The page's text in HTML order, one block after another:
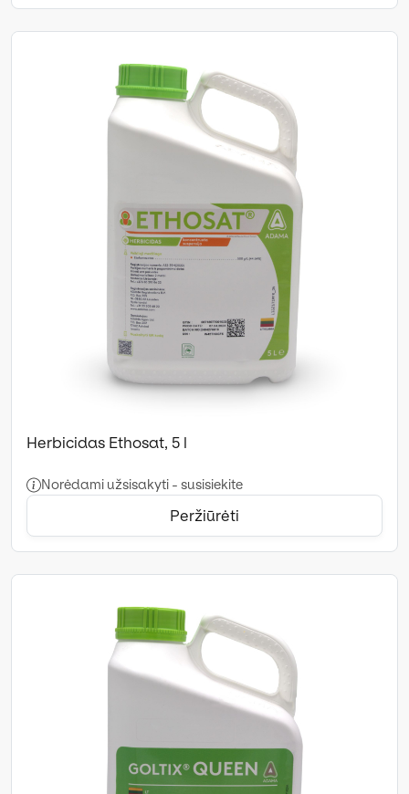
Herbicidas Ethosat, 5 l
Norėdami užsisakyti - susisiekite
Peržiūrėti